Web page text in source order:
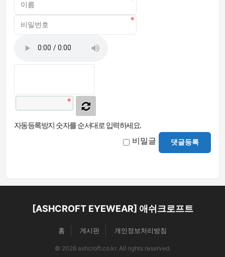
자동등록방지 숫자를 순서대로 입력하세요.
비밀글 댓글등록
[ASHCROFT EYEWEAR] 애쉬크로프트
홈 게시판 개인정보처리방침
© 2026 ashcroft.co.kr. All rights reserved.